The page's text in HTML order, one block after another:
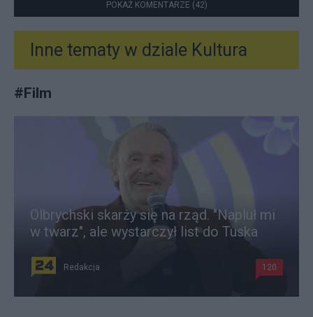
POKAŻ KOMENTARZE (42)
Inne tematy w dziale Kultura
#Film
Olbrychski skarży się na rząd. "Napluł mi
w twarz", ale wystarczył list do Tuska
Redakcja 120